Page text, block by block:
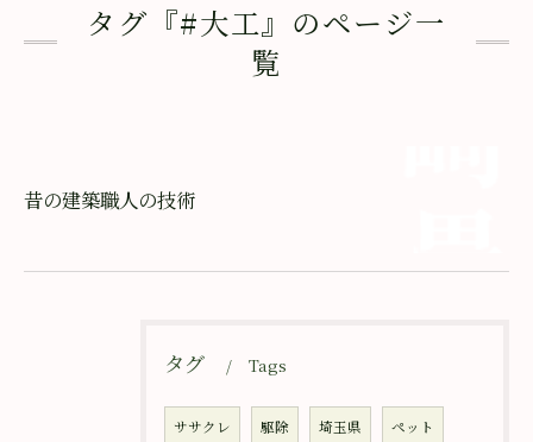
タグ『#大工』のページ一
覧
昔の建築職人の技術
タグ Tags
ササクレ 駆除 埼玉県 ペット